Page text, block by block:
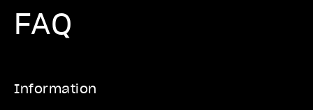
FAQ
Information